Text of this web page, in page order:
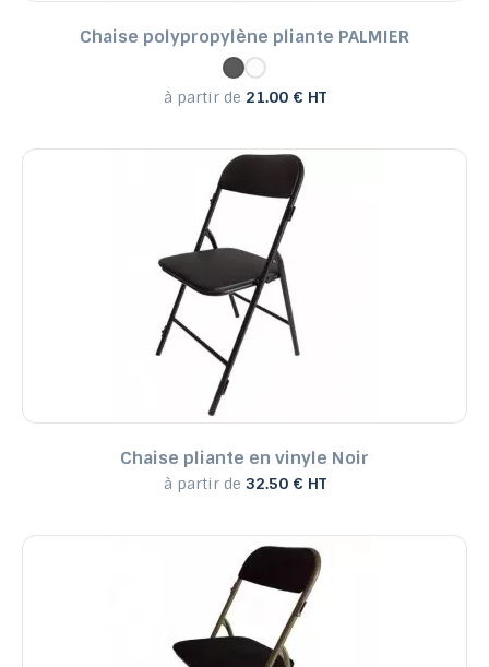
Chaise polypropylène pliante PALMIER
à partir de 21.00 € HT
Chaise pliante en vinyle Noir
à partir de 32.50 € HT